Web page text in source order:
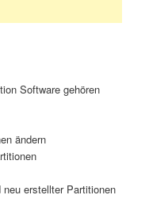
Software gehören
ändern
erstellter Partitionen